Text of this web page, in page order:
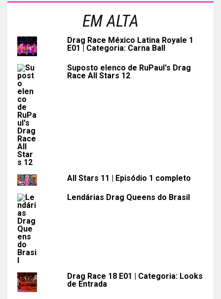
EM ALTA
Drag Race México Latina Royale 1
E01 | Categoria: Carna Ball
Suposto elenco de RuPaul's Drag
Race All Stars 12
All Stars 11 | Episódio 1 completo
Lendárias Drag Queens do Brasil
Drag Race 18 E01 | Categoria: Looks
de Entrada